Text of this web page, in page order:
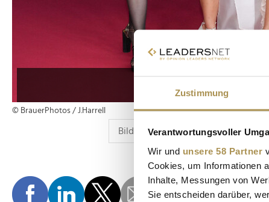
Zustimmung
Verantwortungsvoller
Wir und unsere 58 Partner
Cookies, um Informationen
Inhalte, Messungen von
Sie entscheiden darüber,
© BrauerPhotos / J.Harrell